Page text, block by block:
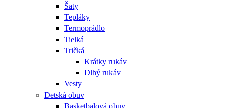
Šaty
Tepláky
Termoprádlo
Tielká
Tričká
Krátky rukáv
Dlhý rukáv
Vesty
Detská obuv
Basketbalová obuv